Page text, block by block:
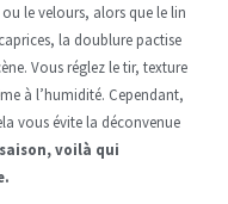
le velours, alors que le lin
la doublure pactise
Vous réglez le tir, texture
à l’humidité. Cependant,
vous évite la déconvenue
voilà qui